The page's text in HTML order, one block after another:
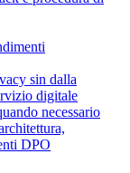
sin dalla
digitale
necessario
DPO